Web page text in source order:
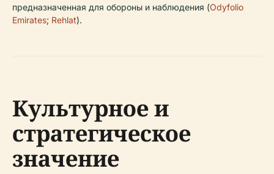
предназначенная для обороны и наблюдения (Odyfolio
Emirates; Rehlat).
Культурное и
стратегическое
значение